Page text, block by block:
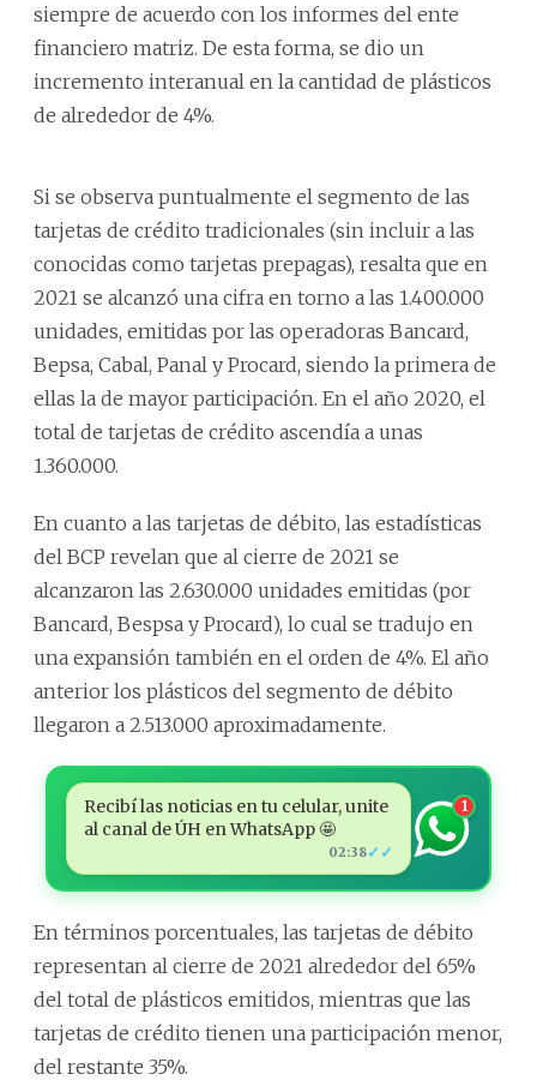
siempre de acuerdo con los informes del ente
financiero matriz. De esta forma, se dio un
incremento interanual en la cantidad de plásticos
de alrededor de 4%.
Si se observa puntualmente el segmento de las
tarjetas de crédito tradicionales (sin incluir a las
conocidas como tarjetas prepagas), resalta que en
2021 se alcanzó una cifra en torno a las 1.400.000
unidades, emitidas por las operadoras Bancard,
Bepsa, Cabal, Panal y Procard, siendo la primera de
ellas la de mayor participación. En el año 2020, el
total de tarjetas de crédito ascendía a unas
1.360.000.
En cuanto a las tarjetas de débito, las estadísticas
del BCP revelan que al cierre de 2021 se
alcanzaron las 2.630.000 unidades emitidas (por
Bancard, Bespsa y Procard), lo cual se tradujo en
una expansión también en el orden de 4%. El año
anterior los plásticos del segmento de débito
llegaron a 2.513.000 aproximadamente.
Recibí las noticias en tu celular, unite
al canal de ÚH en WhatsApp 🤩
02:38✓✓
1
En términos porcentuales, las tarjetas de débito
representan al cierre de 2021 alrededor del 65%
del total de plásticos emitidos, mientras que las
tarjetas de crédito tienen una participación menor,
del restante 35%.